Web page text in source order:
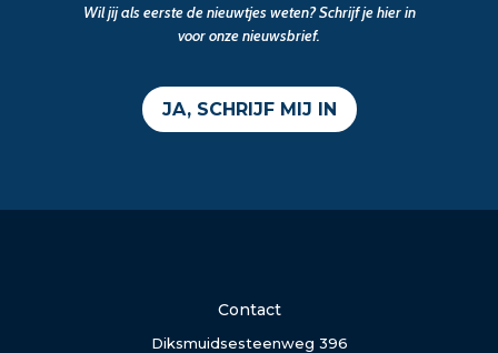
Wil jij als eerste de nieuwtjes weten? Schrijf je hier in
voor onze nieuwsbrief.
JA, SCHRIJF MIJ IN
Contact
Diksmuidsesteenweg 396